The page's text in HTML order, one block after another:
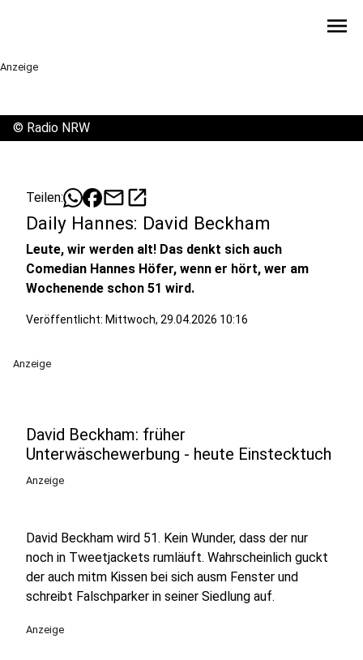
menu
Anzeige
© Radio NRW
Teilen: mailopen_in_new
Daily Hannes: David Beckham
Leute, wir werden alt! Das denkt sich auch
Comedian Hannes Höfer, wenn er hört, wer am
Wochenende schon 51 wird.
Veröffentlicht: Mittwoch, 29.04.2026 10:16
Anzeige
David Beckham: früher
Unterwäschewerbung - heute Einstecktuch
Anzeige
David Beckham wird 51. Kein Wunder, dass der nur
noch in Tweetjackets rumläuft. Wahrscheinlich guckt
der auch mitm Kissen bei sich ausm Fenster und
schreibt Falschparker in seiner Siedlung auf.
Anzeige